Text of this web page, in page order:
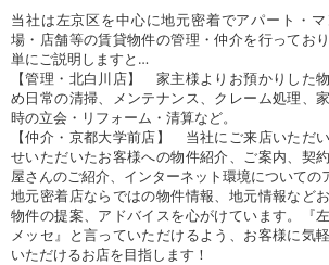
当社は左京区を中心に地元密着でアパート・
場・店舗等の賃貸物件の管理・仲介を行ってお
単にご説明しますと…
【管理・北白川店】 家主様よりお預かりした
め日常の清掃、メンテナンス、クレーム処理、
時の立会・リフォーム・清算など。
【仲介・京都大学前店】 当社にご来店いただ
せいただいたお客様への物件紹介、ご案内、契
屋さんのご紹介、インターネット環境についての
地元密着店ならではの物件情報、地元情報など
物件の提案、アドバイスを心がけています。『
メッセ』と言っていただけるよう、お客様に気
いただけるお店を目指します！